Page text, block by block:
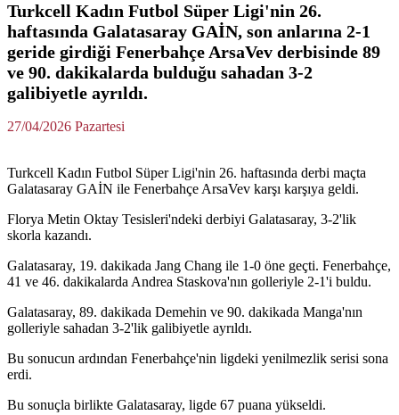
Turkcell Kadın Futbol Süper Ligi'nin 26.
haftasında Galatasaray GAİN, son anlarına 2-1
geride girdiği Fenerbahçe ArsaVev derbisinde 89
ve 90. dakikalarda bulduğu sahadan 3-2
galibiyetle ayrıldı.
27/04/2026 Pazartesi
Turkcell Kadın Futbol Süper Ligi'nin 26. haftasında derbi maçta
Galatasaray GAİN ile Fenerbahçe ArsaVev karşı karşıya geldi.
Florya Metin Oktay Tesisleri'ndeki derbiyi Galatasaray, 3-2'lik
skorla kazandı.
Galatasaray, 19. dakikada Jang Chang ile 1-0 öne geçti. Fenerbahçe,
41 ve 46. dakikalarda Andrea Staskova'nın golleriyle 2-1'i buldu.
Galatasaray, 89. dakikada Demehin ve 90. dakikada Manga'nın
golleriyle sahadan 3-2'lik galibiyetle ayrıldı.
Bu sonucun ardından Fenerbahçe'nin ligdeki yenilmezlik serisi sona
erdi.
Bu sonuçla birlikte Galatasaray, ligde 67 puana yükseldi.